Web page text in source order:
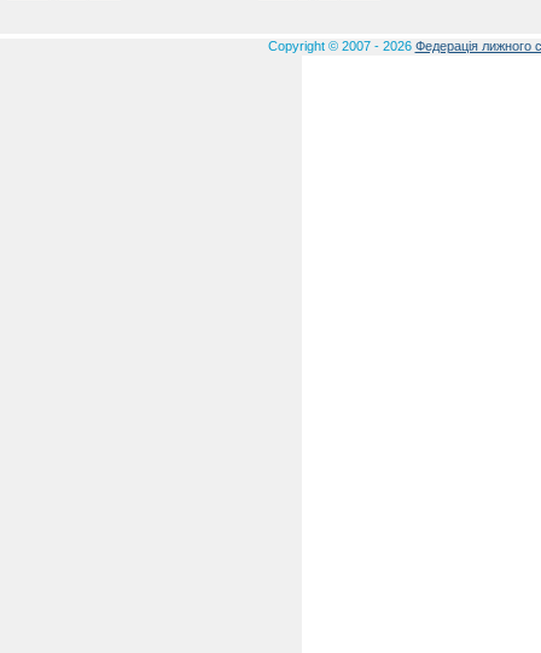
Copyright © 2007 - 2026 Федерація лижного